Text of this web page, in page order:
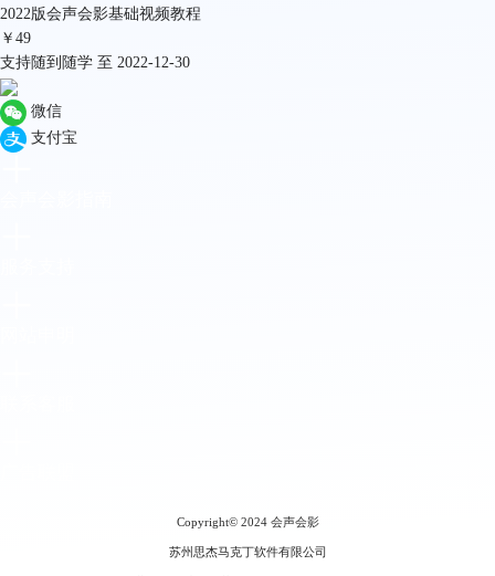
2022版会声会影基础视频教程
￥ 49
支持随到随学 至 2022-12-30
微信
支付宝
Copyright© 2024 会声会影
苏州思杰马克丁软件有限公司